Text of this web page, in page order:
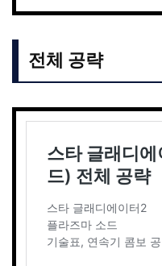
전체 공략